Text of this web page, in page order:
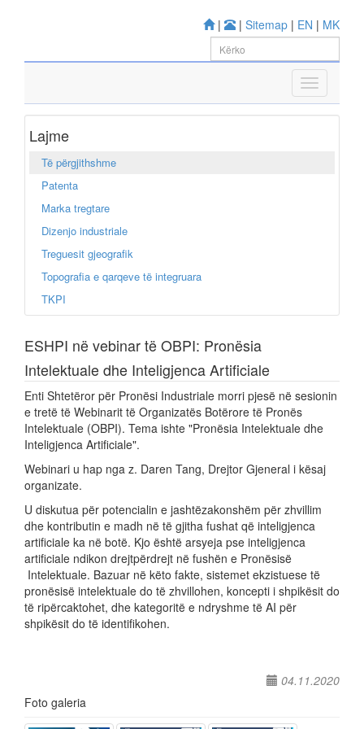
| | Sitemap | EN | MK
Lajme
Të përgjithshme
Patenta
Marka tregtare
Dizenjo industriale
Treguesit gjeografik
Topografia e qarqeve të integruara
TKPI
ESHPI në vebinar të OBPI: Pronësia
Intelektuale dhe Inteligjenca Artificiale
Enti Shtetëror për Pronësi Industriale morri pjesë në sesionin
e tretë të Webinarit të Organizatës Botërore të Pronës
Intelektuale (OBPI). Tema ishte "Pronësia Intelektuale dhe
Inteligjenca Artificiale".
Webinari u hap nga z. Daren Tang, Drejtor Gjeneral i kësaj
organizate.
U diskutua për potencialin e jashtëzakonshëm për zhvillim
dhe kontributin e madh në të gjitha fushat që inteligjenca
artificiale ka në botë. Kjo është arsyeja pse inteligjenca
artificiale ndikon drejtpërdrejt në fushën e Pronësisë
Intelektuale. Bazuar në këto fakte, sistemet ekzistuese të
pronësisë intelektuale do të zhvillohen, koncepti i shpikësit do
të ripërcaktohet, dhe kategoritë e ndryshme të AI për
shpikësit do të identifikohen.
04.11.2020
Foto galeria